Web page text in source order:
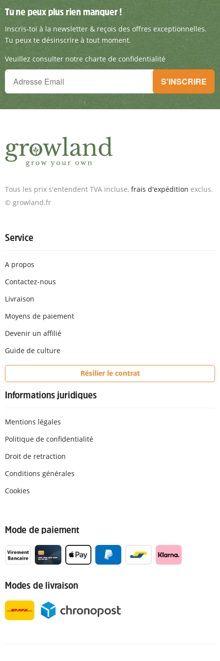
Tu ne peux plus rien manquer !
Inscris-toi à la newsletter & reçois des offres
Tu ne peux plus rien manquer !
Inscris-toi à la newsletter & reçois des offres exceptionnelles.
Tu peux te désinscrire à tout moment.
Veuillez consulter notre charte de confidentialité
Tu ne peux plus rien manquer !
Inscris-toi à la newsletter & reçois des offres exceptionnelles.
S'INSCRIRE
Tous les prix s'entendent TVA incluse, frais d'expédition exclus.
© growland.fr
Service
A propos
Contactez-nous
Livraison
Moyens de paiement
Devenir un affilié
Guide de culture
Résilier le contrat
Informations juridiques
Mentions légales
Politique de confidentialité
Droit de retraction
Conditions générales
Cookies
Mode de paiement
Modes de livraison